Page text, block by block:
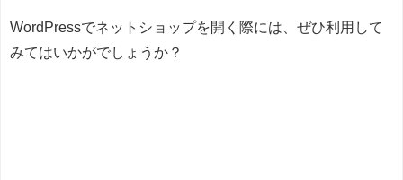
WordPressでネットショップを開く際には、ぜひ利用して
みてはいかがでしょうか？